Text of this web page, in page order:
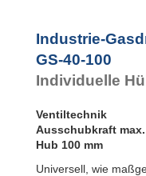
Industrie-
GS-40-100
Individuelle
Ventiltechnik
Ausschubkraft max.
Hub 100 mm
Universell, wie